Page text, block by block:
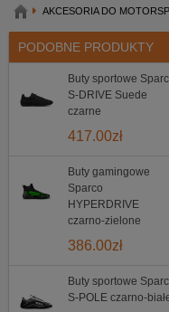
AKCESORIA DO
PODOBNE PRODUKTY
Buty sportowe
S-DRIVE Suede
czarne
417.00zł
Buty gamingowe
Sparco
HYPERDRIVE
czarno-zielone
386.00zł
Buty sportowe
S-POLE czarno-